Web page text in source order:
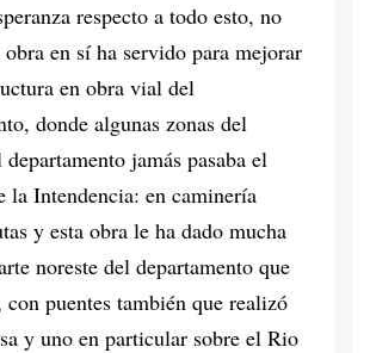
respecto a todo esto, no
en sí ha servido para mejorar
en obra vial del
donde algunas zonas del
jamás pasaba el
la Intendencia: en caminería
y esta obra le ha dado mucha
noreste del departamento que
puentes también que realizó
y uno en particular sobre el Rio